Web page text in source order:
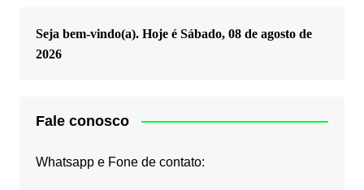
Seja bem-vindo(a). Hoje é Sábado, 08 de agosto de
2026
Fale conosco
Whatsapp e Fone de contato: